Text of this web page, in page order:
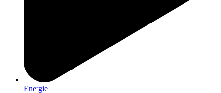
Energie